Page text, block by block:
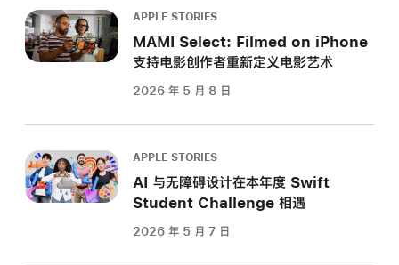
APPLE STORIES
MAMI Select: Filmed on iPhone
支持电影创作者重新定义电影艺术
2026 年 5 月 8 日
APPLE STORIES
AI 与无障碍设计在本年度 Swift
Student Challenge 相遇
2026 年 5 月 7 日